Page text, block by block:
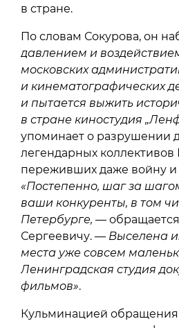
в стране.
По словам Сокурова, он
давлением и
московских
и кинематографических
и пытается выжить
в стране киностудия
упоминает о разрушении
легендарных коллективов
переживших даже войну и
«Постепенно, шаг за
ваши конкуренты, в том
Петербурге, —
Сергеевичу. — Выселена
места уже совсем
Ленинградская студия
фильмов».
Кульминацией обращения